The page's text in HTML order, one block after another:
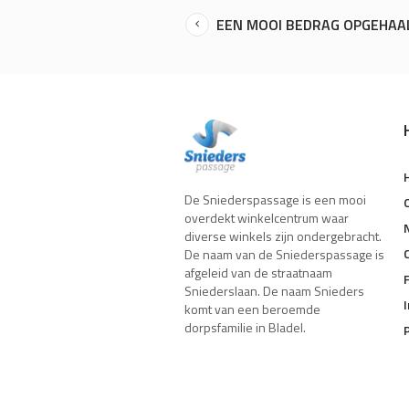
EEN MOOI BEDRAG
De Sniederspassage is een mooi
overdekt winkelcentrum waar
diverse winkels zijn ondergebracht.
De naam van de Sniederspassage is
afgeleid van de straatnaam
Sniederslaan. De naam Snieders
komt van een beroemde
dorpsfamilie in Bladel.